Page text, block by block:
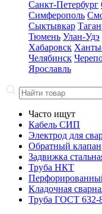
Санкт-Петербург
Симферополь
Сыктывкар
Тюмень Улан-Удэ
Хабаровск
Челябинск
Ярославль
Часто ищут
Кабель СИП
Электрод для
Обратный клапан
Задвижка
Труба НКТ
Кладочная
Труба ГОСТ 632-